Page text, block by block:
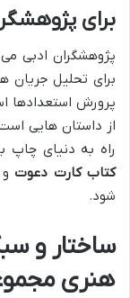
برای
پژوهشگران ادبی
برای تحلیل جریان
پرورش استعدادها
از داستان هایی
راه به دنیای چاپ
کتاب کارت دعوت
شود.
ساختار و
هنری